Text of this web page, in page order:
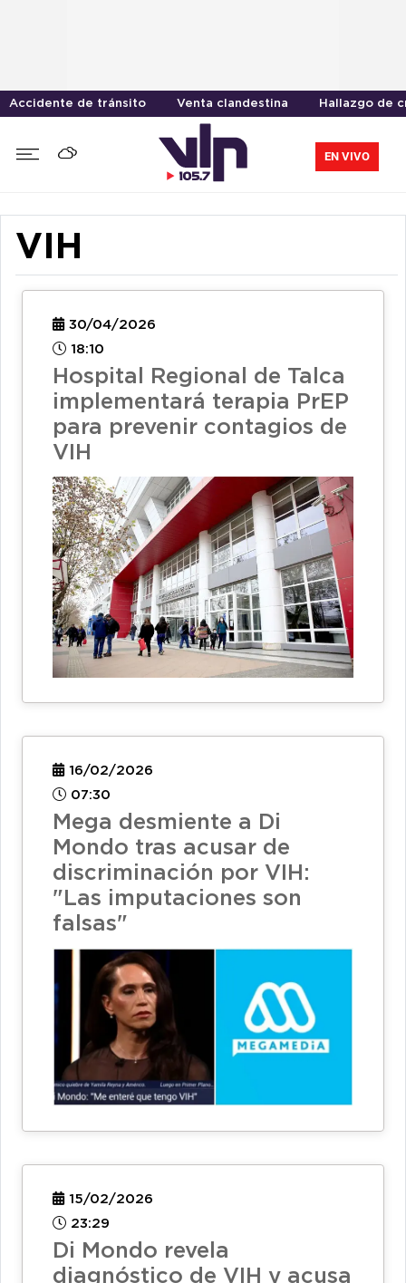
Accidente de tránsito Venta clandestina Hallazgo de
EN VIVO
VIH
30/04/2026
18:10
Hospital Regional de Talca
implementará terapia PrEP
para prevenir contagios de
VIH
16/02/2026
07:30
Mega desmiente a Di
Mondo tras acusar de
discriminación por VIH:
"Las imputaciones son
falsas"
15/02/2026
23:29
Di Mondo revela
diagnóstico de VIH y acusa